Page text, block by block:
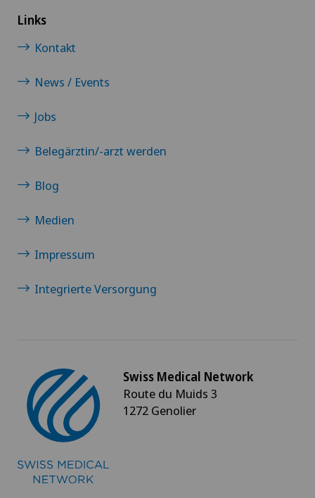
Links
Kontakt
News / Events
Jobs
Belegärztin/-arzt werden
Blog
Medien
Impressum
Integrierte Versorgung
Swiss Medical Network
Route du Muids 3
1272 Genolier